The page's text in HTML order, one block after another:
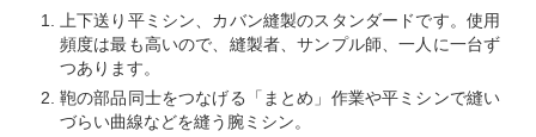
上下送り平ミシン、カバン縫製のスタンダードです。使用
頻度は最も高いので、縫製者、サンプル師、一人に一台ず
つあります。
鞄の部品同士をつなげる「まとめ」作業や平ミシンで縫い
づらい曲線などを縫う腕ミシン。